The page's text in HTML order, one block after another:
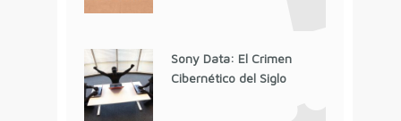
Sony Data: El Crimen
Cibernético del Siglo